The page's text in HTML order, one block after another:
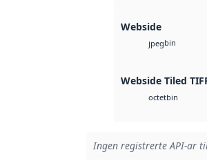
Webside
jpegbin
Webside Tiled
octetbin
Ingen registrerte API-ar